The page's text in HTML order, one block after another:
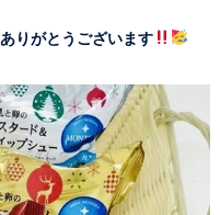
ありがとうございます